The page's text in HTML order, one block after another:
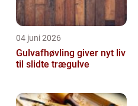
04 juni 2026
Gulvafhøvling giver nyt liv
til slidte trægulve